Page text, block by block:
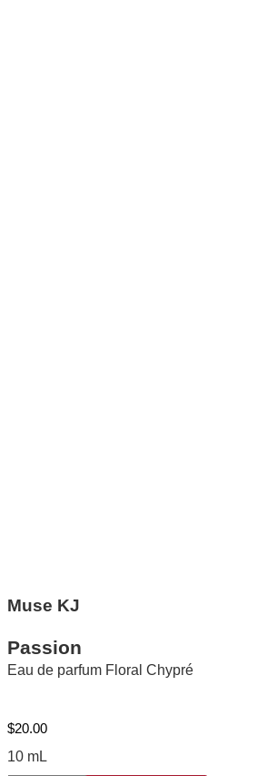
Muse KJ
Passion
Eau de parfum Floral Chypré
$20.00
10 mL